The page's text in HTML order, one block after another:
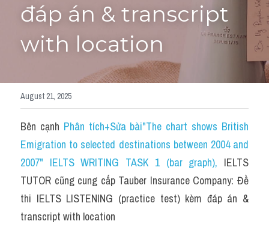
Section 1
Social issues
Section 2
Map
Transcript
Cam
Series luyện nghe Tiếng Anh cùng IELTS T
Health and Medicine
đáp án & transcript
with location
August 21, 2025
Bên cạnh Phân tích+Sửa bài"The chart shows British
Emigration to selected destinations between 2004 and
2007" IELTS WRITING TASK 1 (bar graph), IELTS
TUTOR cũng cung cấp Tauber Insurance Company: Đề
thi IELTS LISTENING (practice test) kèm đáp án &
transcript with location